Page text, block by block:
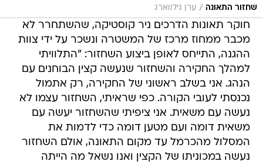
שחזור התאונה / ערן גילווארג
חוקר תאונות הדרכים ניר קוסטיקה, שהשתחרר לא
מכבר ממחוז מרכז של המשטרה ונשכר על ידי צוות
ההגנה, התייחס לאופן ביצוע השחזור: "התלוויתי
למהלך החקירה והשחזור שנעשה קצין הבוחנים עם
הנהג. אני בשלב ראשוני של החקירה, רק אתמול
נכנסתי לעובי הקורה. כפי שראיתי, השחזור עצמו לא
נעשה עם משאית. אני ציפיתי שהשחזור יעשה עם
משאית דומה ועם מטען דומה כדי לדמות את
המסלול מהכרמל עד מקום התאונה, אולם השחזור
נעשה במכוניתו של הקצין ואנו נשאל מה הייתה